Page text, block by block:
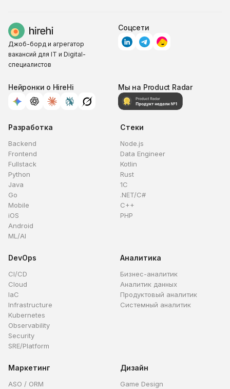
Джоб-борд и агрегатор
вакансий для IT и Digital-
специалистов
Соцсети
Нейронки о HireHi Мы на Product Radar
Разработка
Backend
Frontend
Fullstack
Python
Java
Go
Mobile
iOS
Android
ML/AI
Стеки
Node.js
Data Engineer
Kotlin
Rust
1C
.NET/C#
C++
PHP
DevOps
CI/CD
Cloud
IaC
Infrastructure
Kubernetes
Observability
Security
SRE/Platform
Аналитика
Бизнес-аналитик
Аналитик данных
Продуктовый аналитик
Системный аналитик
Маркетинг
ASO / ORM
Дизайн
Game Design